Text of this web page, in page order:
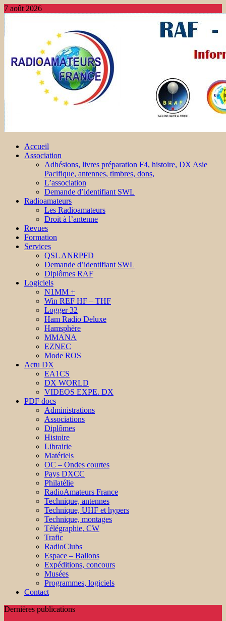
7 août 2026
Accueil
Association
Adhésions, livres préparation F4, histoire, DX Asie
Pacifique, antennes, timbres, dons,
L’association
Demande d’identifiant SWL
Radioamateurs
Les Radioamateurs
Droit à l’antenne
Revues
Formation
Services
QSL ANRPFD
Demande d’identifiant SWL
Diplômes RAF
Logiciels
N1MM +
Win REF HF – THF
Logger 32
Ham Radio Deluxe
Hamsphère
MMANA
EZNEC
Mode ROS
Actu DX
EA1CS
DX WORLD
VIDEOS EXPE. DX
PDF docs
Administrations
Associations
Diplômes
Histoire
Librairie
Matériels
OC – Ondes courtes
Pays DXCC
Philatélie
RadioAmateurs France
Technique, antennes
Technique, UHF et hypers
Technique, montages
Télégraphie, CW
Trafic
RadioClubs
Espace – Ballons
Expéditions, concours
Musées
Programmes, logiciels
Contact
Dernières publications